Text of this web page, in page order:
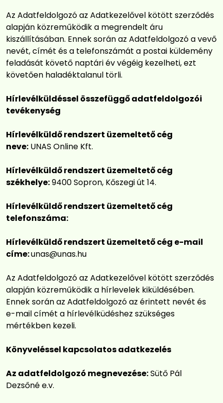
Az Adatfeldolgozó az Adatkezelővel kötött szerződés
alapján közreműködik a megrendelt áru
kiszállításában. Ennek során az Adatfeldolgozó a vevő
nevét, címét és a telefonszámát a postai küldemény
feladását követő naptári év végéig kezelheti, ezt
követően haladéktalanul törli.
Hírlevélküldéssel összefüggő adatfeldolgozói
tevékenység
Hírlevélküldő rendszert üzemeltető cég
neve: UNAS Online Kft.
Hírlevélküldő rendszert üzemeltető cég
székhelye:9400 Sopron, Kőszegi út 14.
Hírlevélküldő rendszert üzemeltető cég
telefonszáma:
Hírlevélküldő rendszert üzemeltető cég e-mail
címe:unas@unas.hu
Az Adatfeldolgozó az Adatkezelővel kötött szerződés
alapján közreműködik a hírlevelek kiküldésében.
Ennek során az Adatfeldolgozó az érintett nevét és
e-mail címét a hírlevélküdéshez szükséges
mértékben kezeli.
Könyveléssel kapcsolatos adatkezelés
Az adatfeldolgozó megnevezése:Sütő Pál
Dezsőné e.v.